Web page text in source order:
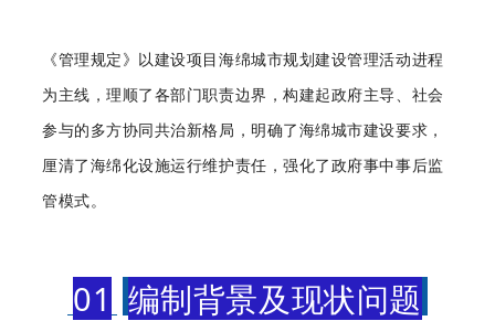
《管理规定》以建设项目海绵城市规划建设管理活动进程
为主线，理顺了各部门职责边界，构建起政府主导、社会
参与的多方协同共治新格局，明确了海绵城市建设要求，
厘清了海绵化设施运行维护责任，强化了政府事中事后监
管模式。
01 编制背景及现状问题